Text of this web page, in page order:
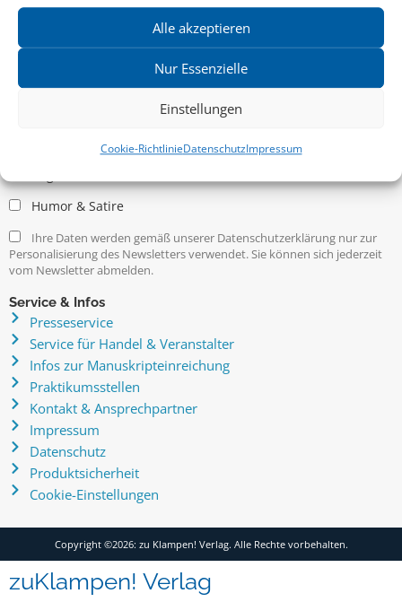
Alle akzeptieren
Nur Essenzielle
Einstellungen
Cookie-RichtlinieDatenschutzImpressum
Kritische Theorie / Philosophie
Belletristik & Biografien
Humor & Satire
Ihre Daten werden gemäß unserer Datenschutzerklärung nur zur
Personalisierung des Newsletters verwendet. Sie können sich jederzeit
vom Newsletter abmelden.
Service & Infos
Presseservice
Service für Handel & Veranstalter
Infos zur Manuskripteinreichung
Praktikumsstellen
Kontakt & Ansprechpartner
Impressum
Datenschutz
Produktsicherheit
Cookie-Einstellungen
Copyright ©2026: zu Klampen! Verlag. Alle Rechte vorbehalten.
zuKlampen! Verlag